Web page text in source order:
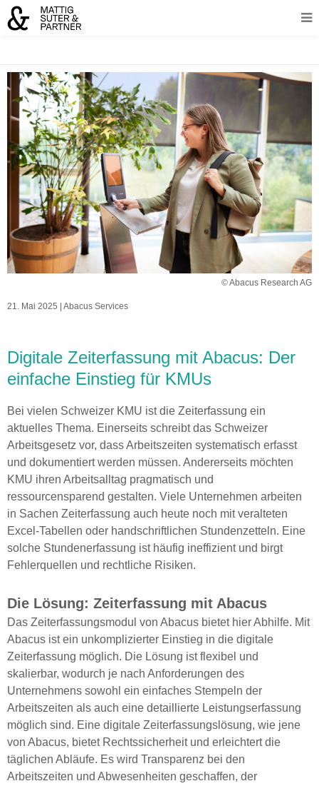
© Abacus Research AG
21. Mai 2025 | Abacus Services
Digitale Zeiterfassung mit Abacus: Der
einfache Einstieg für KMUs
Bei vielen Schweizer KMU ist die Zeiterfassung ein
aktuelles Thema. Einerseits schreibt das Schweizer
Arbeitsgesetz vor, dass Arbeitszeiten systematisch erfasst
und dokumentiert werden müssen. Andererseits möchten
KMU ihren Arbeitsalltag pragmatisch und
ressourcensparend gestalten. Viele Unternehmen arbeiten
in Sachen Zeiterfassung auch heute noch mit veralteten
Excel-Tabellen oder handschriftlichen Stundenzetteln. Eine
solche Stundenerfassung ist häufig ineffizient und birgt
Fehlerquellen und rechtliche Risiken.
Die Lösung: Zeiterfassung mit Abacus
Das Zeiterfassungsmodul von Abacus bietet hier Abhilfe. Mit
Abacus ist ein unkomplizierter Einstieg in die digitale
Zeiterfassung möglich. Die Lösung ist flexibel und
skalierbar, wodurch je nach Anforderungen des
Unternehmens sowohl ein einfaches Stempeln der
Arbeitszeiten als auch eine detaillierte Leistungserfassung
möglich sind. Eine digitale Zeiterfassungslösung, wie jene
von Abacus, bietet Rechtssicherheit und erleichtert die
täglichen Abläufe. Es wird Transparenz bei den
Arbeitszeiten und Abwesenheiten geschaffen, der